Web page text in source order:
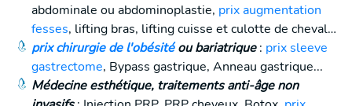
abdominale ou abdominoplastie, prix augmentation
fesses, lifting bras, lifting cuisse et culotte de cheval…
prix chirurgie de l'obésitéou bariatrique: prix sleeve
gastrectome, Bypass gastrique, Anneau gastrique...
Médecine esthétique, traitements anti-âge non